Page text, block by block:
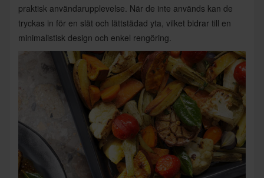
praktisk användarupplevelse. När de inte används kan de
tryckas in för en slät och lättstädad yta, vilket bidrar till en
minimalistisk design och enkel rengöring.